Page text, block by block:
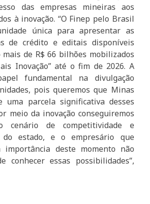
das empresas mineiras aos
à inovação. “O Finep pelo Brasil
única para apresentar as
de crédito e editais disponíveis
mais de R$ 66 bilhões mobilizados
Inovação” até o fim de 2026. A
fundamental na divulgação
pois queremos que Minas
uma parcela significativa desses
meio da inovação conseguiremos
cenário de competitividade e
do estado, e o empresário que
importância deste momento não
conhecer essas possibilidades”,